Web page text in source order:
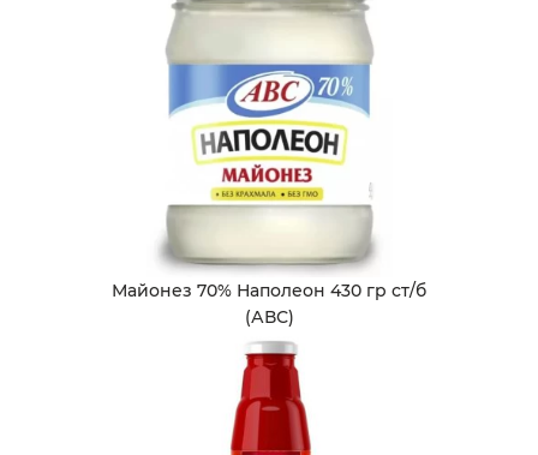
Майонез 70% Наполеон 430 гр ст/б
(АВС)